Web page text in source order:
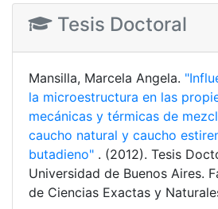
Tesis Doctoral
Mansilla, Marcela Angela.
la microestructura en las
mecánicas y térmicas de
caucho natural y caucho
butadieno" . (2012). Tesis
Universidad de Buenos Aires.
de Ciencias Exactas y